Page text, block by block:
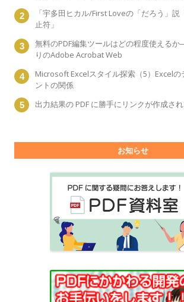
「宇多田ヒカル/First Loveの「だろう」説
止符」
無料のPDF編集ツールはどの程度使える
りのAdobe Acrobat Web
Microsoft Excelスタイル探索（5）Excelの
ントの関係
出力結果の PDF に勝手にリンクが作成さ
お知らせ